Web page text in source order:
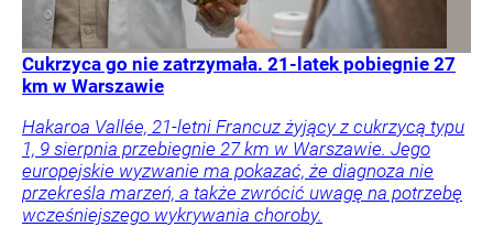
Cukrzyca go nie zatrzymała. 21-latek pobiegnie 27
km w Warszawie
Hakaroa Vallée, 21-letni Francuz żyjący z cukrzycą typu
1, 9 sierpnia przebiegnie 27 km w Warszawie. Jego
europejskie wyzwanie ma pokazać, że diagnoza nie
przekreśla marzeń, a także zwrócić uwagę na potrzebę
wcześniejszego wykrywania choroby.